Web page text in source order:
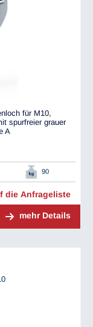
für M10,
spurfreier grauer
A
90
die Anfrageliste
mehr Details